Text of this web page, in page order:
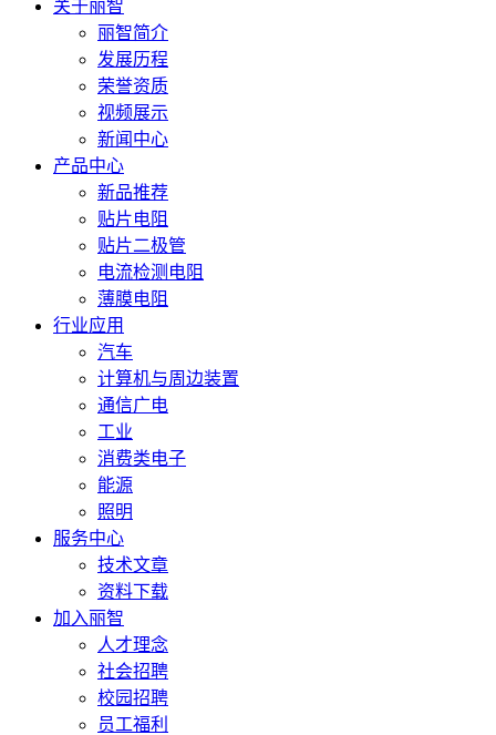
关于丽智
丽智简介
发展历程
荣誉资质
视频展示
新闻中心
产品中心
新品推荐
贴片电阻
贴片二极管
电流检测电阻
薄膜电阻
行业应用
汽车
计算机与周边装置
通信广电
工业
消费类电子
能源
照明
服务中心
技术文章
资料下载
加入丽智
人才理念
社会招聘
校园招聘
员工福利